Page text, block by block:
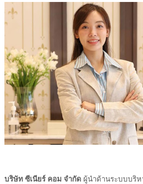
บริษัท ซีเนียร์ คอม จำกัดผู้นำด้านระบบบริห